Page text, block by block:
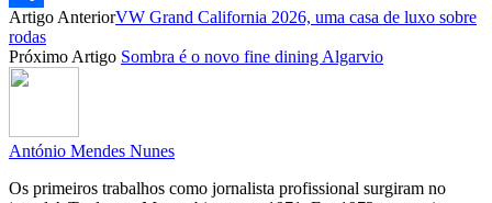
Partilhar
Artigo AnteriorVW Grand California 2026, uma casa de luxo sobre
rodas
Próximo Artigo Sombra é o novo fine dining Algarvio
António Mendes Nunes
Os primeiros trabalhos como jornalista profissional surgiram no